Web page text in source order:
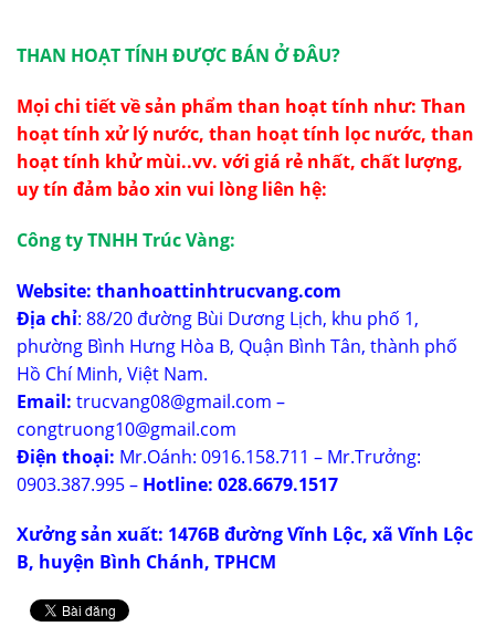
THAN HOẠT TÍNH ĐƯỢC BÁN Ở ĐÂU?
Mọi chi tiết về sản phẩm than hoạt tính như: Than
hoạt tính xử lý nước, than hoạt tính lọc nước, than
hoạt tính khử mùi..vv. với giá rẻ nhất, chất lượng,
uy tín đảm bảo xin vui lòng liên hệ:
Công ty TNHH Trúc Vàng:
Website: thanhoattinhtrucvang.com
Địa chỉ: 88/20 đường Bùi Dương Lịch, khu phố 1,
phường Bình Hưng Hòa B, Quận Bình Tân, thành phố
Hồ Chí Minh, Việt Nam.
Email: trucvang08@gmail.com –
congtruong10@gmail.com
Điện thoại: Mr.Oánh: 0916.158.711 – Mr.Trưởng:
0903.387.995 – Hotline: 028.6679.1517
Xưởng sản xuất: 1476B đường Vĩnh Lộc, xã Vĩnh Lộc
B, huyện Bình Chánh, TPHCM